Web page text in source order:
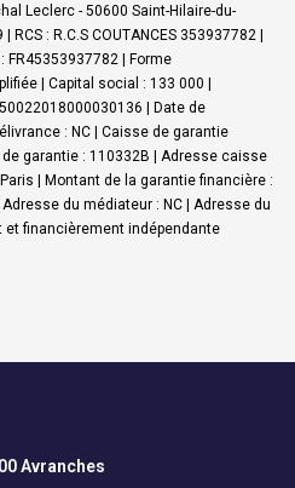
Leclerc - 50600 Saint-Hilaire-du-
: R.C.S COUTANCES 353937782 |
| Forme
| Capital social : 133 000 |
| Date de
: NC | Caisse de garantie
de garantie : 110332B | Adresse caisse
| Montant de la garantie financière :
du médiateur : NC | Adresse du
et financièrement indépendante
Avranches